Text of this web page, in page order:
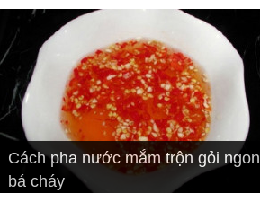
Cách pha nước mắm trộn gỏi ngon
bá cháy
Bí quyết để chiên đậu hũ giòn ngon
Cách ướp sườn non nướng ngon
đúng vị
Cách ướp thịt heo chiên ngon mềm
Bật mí cách ướp sườn cơm tấm
ngon